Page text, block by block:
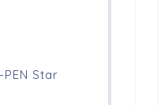
PEN Star